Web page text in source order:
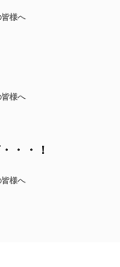
皆様へ
皆様へ
・・！
皆様へ